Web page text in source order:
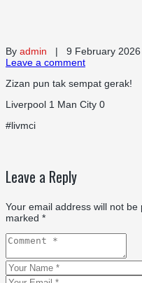
By admin | 9 February 2026
Leave a comment
Zizan pun tak sempat gerak!
Liverpool 1 Man City 0
#livmci
Leave a Reply
Your email address will not be
marked *